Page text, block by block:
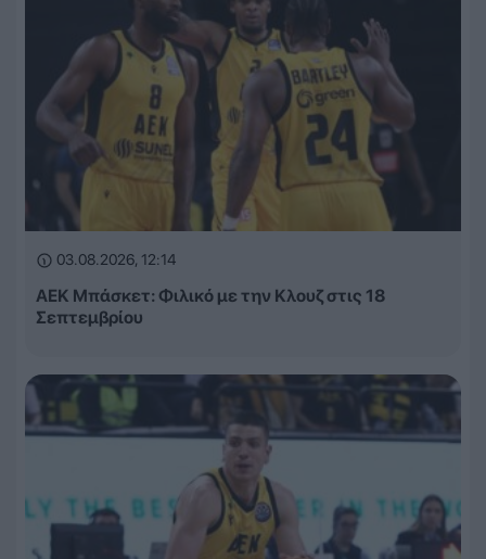
03.08.2026, 12:14
ΑΕΚ Μπάσκετ: Φιλικό με την Κλουζ στις 18
Σεπτεμβρίου